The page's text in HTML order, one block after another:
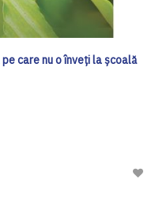
care nu o înveți la școală